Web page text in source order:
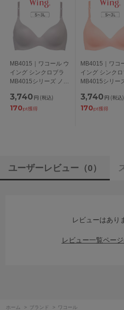
MB4015｜ワコール ウ
イング シンクロブラ
MB4015シリーズ ノン
S/M/L/LL/3L
3,740 円 (税込)
170pt獲得
MB4015｜ワコ
イング シンクロ
MB4015シリー
S/M/L/LL/3L
3,740 円 (税込)
170pt獲得
ユーザーレビュー （0）
レビューはあり
レビュー一覧ペー
ホーム > ブランド >
ワコール